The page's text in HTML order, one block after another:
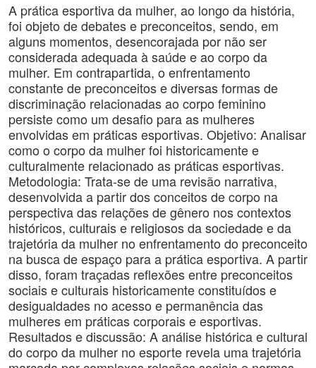
A prática esportiva da mulher, ao longo da história,
foi objeto de debates e preconceitos, sendo, em
alguns momentos, desencorajada por não ser
considerada adequada à saúde e ao corpo da
mulher. Em contrapartida, o enfrentamento
constante de preconceitos e diversas formas de
discriminação relacionadas ao corpo feminino
persiste como um desafio para as mulheres
envolvidas em práticas esportivas. Objetivo: Analisar
como o corpo da mulher foi historicamente e
culturalmente relacionado as práticas esportivas.
Metodologia: Trata-se de uma revisão narrativa,
desenvolvida a partir dos conceitos de corpo na
perspectiva das relações de gênero nos contextos
históricos, culturais e religiosos da sociedade e da
trajetória da mulher no enfrentamento do preconceito
na busca de espaço para a prática esportiva. A partir
disso, foram traçadas reflexões entre preconceitos
sociais e culturais historicamente constituídos e
desigualdades no acesso e permanência das
mulheres em práticas corporais e esportivas.
Resultados e discussão: A análise histórica e cultural
do corpo da mulher no esporte revela uma trajetória